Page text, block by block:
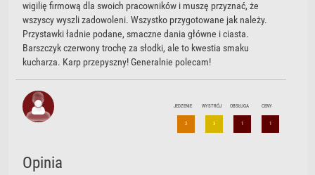
wigilię firmową dla swoich pracowników i muszę przyznać, że
wszyscy wyszli zadowoleni. Wszystko przygotowane jak należy.
Przystawki ładnie podane, smaczne dania główne i ciasta.
Barszczyk czerwony trochę za słodki, ale to kwestia smaku
kucharza. Karp przepyszny! Generalnie polecam!
JEDZENIE
2
WYSTRÓJ
3
OBSŁUGA
1
CENY
1
Opinia